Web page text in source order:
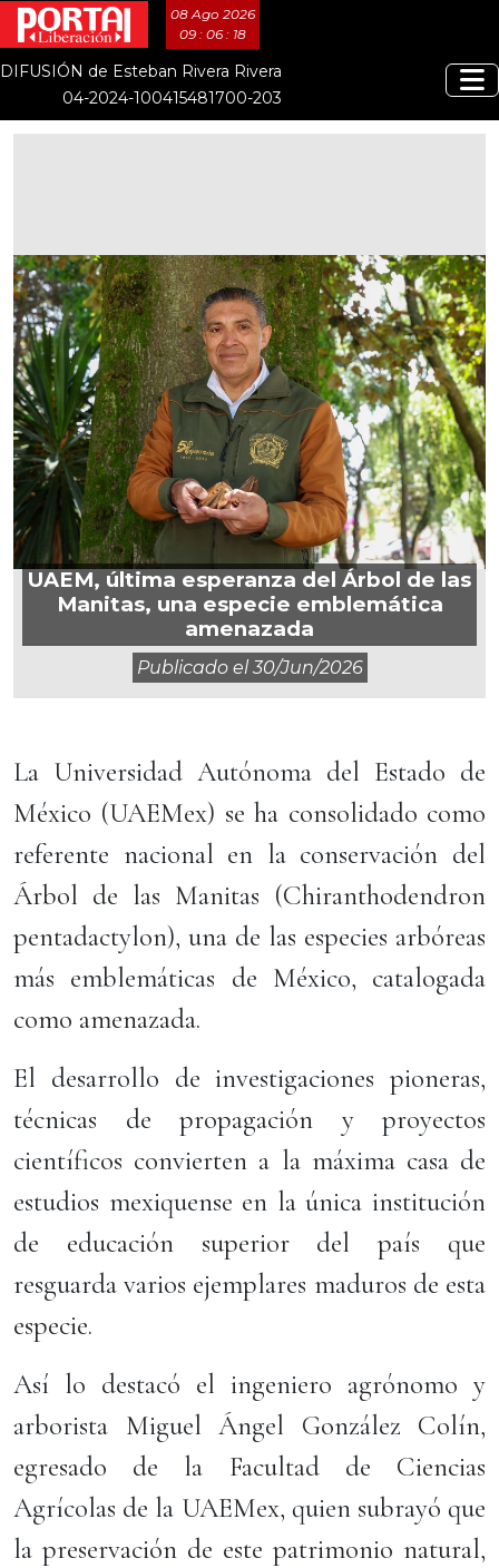
08 Ago 2026
09 : 06 : 19
DIFUSIÓN de Esteban Rivera Rivera
04-2024-100415481700-203
UAEM, última esperanza del Árbol de las
Manitas, una especie emblemática
amenazada
Publicado el30/jun/2026
La Universidad Autónoma del Estado de
México (UAEMex) se ha consolidado como
referente nacional en la conservación del
Árbol de las Manitas (Chiranthodendron
pentadactylon), una de las especies arbóreas
más emblemáticas de México, catalogada
como amenazada.
El desarrollo de investigaciones pioneras,
técnicas de propagación y proyectos
científicos convierten a la máxima casa de
estudios mexiquense en la única institución
de educación superior del país que
resguarda varios ejemplares maduros de esta
especie.
Así lo destacó el ingeniero agrónomo y
arborista Miguel Ángel González Colín,
egresado de la Facultad de Ciencias
Agrícolas de la UAEMex, quien subrayó que
la preservación de este patrimonio natural,